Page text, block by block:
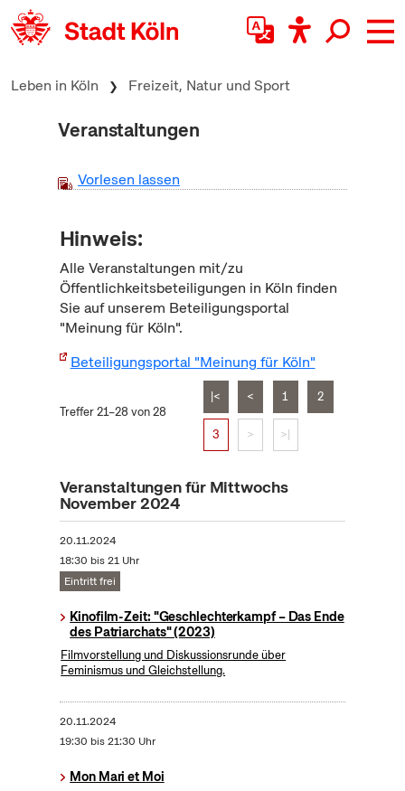
zum Inhalt springen
Leben in Köln Freizeit, Natur und Sport
Veranstaltungen
Vorlesen lassen
Hinweis:
Alle Veranstaltungen mit/zu
Öffentlichkeitsbeteiligungen in Köln finden
Sie auf unserem Beteiligungsportal
"Meinung für Köln".
Beteiligungsportal "Meinung für Köln"
Treffer 21–28 von 28
|< < 1 2
3 > >|
Veranstaltungen für Mittwochs
November 2024
20.11.2024
18:30 bis 21 Uhr
Eintritt frei
Kinofilm-Zeit: "Geschlechterkampf – Das Ende
des Patriarchats" (2023)
Filmvorstellung und Diskussionsrunde über
Feminismus und Gleichstellung.
20.11.2024
19:30 bis 21:30 Uhr
Mon Mari et Moi